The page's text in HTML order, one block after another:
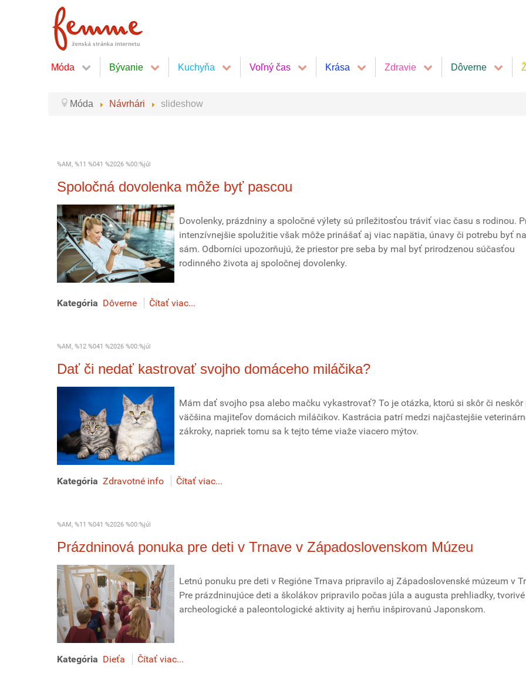
Móda Bývanie Kuchyňa Voľný čas Krása Zdravie Dôverne
Móda Návrhári slideshow
%AM, %11 %041 %2026 %00:%júl
Spoločná dovolenka môže byť pascou
Dovolenky, prázdniny a spoločné výlety sú príležitosťou tráviť viac času s rodinou.
intenzívnejšie spolužitie však môže prinášať aj viac napätia, únavy či potrebu byť
sám. Odborníci upozorňujú, že priestor pre seba by mal byť prirodzenou súčasťou
rodinného života aj spoločnej dovolenky.
Kategória Dôverne Čítať viac...
%AM, %12 %041 %2026 %00:%júl
Dať či nedať kastrovať svojho domáceho miláčika?
Mám dať svojho psa alebo mačku vykastrovať? To je otázka, ktorú si skôr či neskôr
väčšina majiteľov domácich miláčikov. Kastrácia patrí medzi najčastejšie
zákroky, napriek tomu sa k tejto téme viaže viacero mýtov.
Kategória Zdravotné info Čítať viac...
%AM, %11 %041 %2026 %00:%júl
Prázdninová ponuka pre deti v Trnave v Západoslovenskom Múzeu
Letnú ponuku pre deti v Regióne Trnava pripravilo aj Západoslovenské múzeum v
Pre prázdninujúce deti a školákov pripravilo počas júla a augusta prehliadky,
archeologické a paleontologické aktivity aj herňu inšpirovanú Japonskom.
Kategória Dieťa Čítať viac...